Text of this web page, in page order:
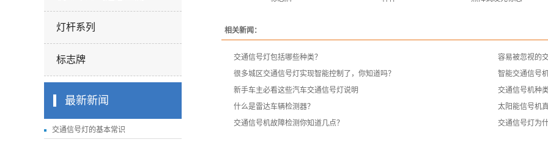
灯杆系列
标志牌
最新新闻
交通信号灯的基本常识
相关新闻：
交通信号灯包括哪些种类？
容易被忽视的
很多城区交通信号灯实现智能控制了，你知道吗？
智能交通信号
新手车主必看这些汽车交通信号灯说明
交通信号机种
什么是雷达车辆检测器？
太阳能信号机
交通信号机故障检测你知道几点？
交通信号灯为